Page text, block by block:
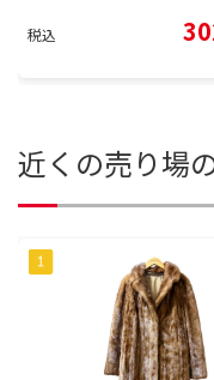
税込
近くの売り場